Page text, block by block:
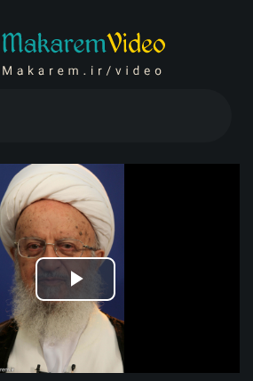
Play
Video